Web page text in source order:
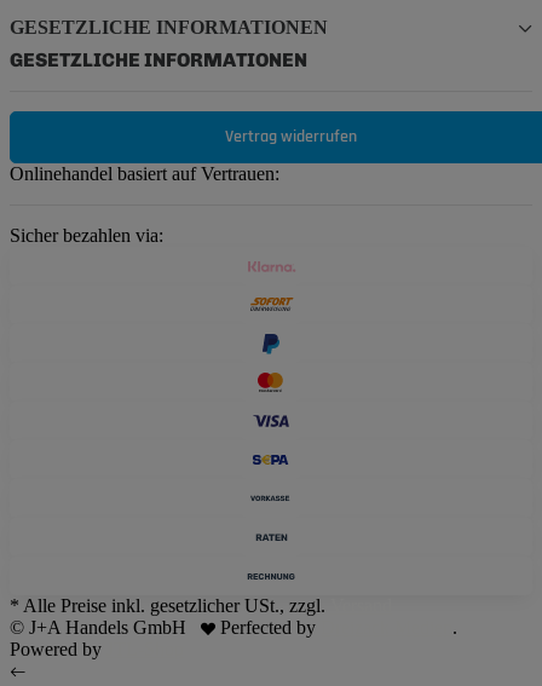
GESETZLICHE INFORMATIONEN
GESETZLICHE INFORMATIONEN
Vertrag widerrufen
Onlinehandel basiert auf Vertrauen:
Sicher bezahlen via:
* Alle Preise inkl. gesetzlicher USt., zzgl.
© J+A Handels GmbH
Perfected by
.
Powered by